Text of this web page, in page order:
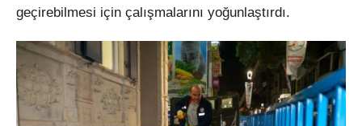
geçirebilmesi için çalışmalarını yoğunlaştırdı.